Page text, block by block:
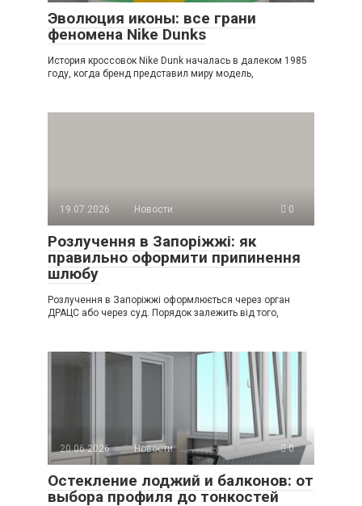
Эволюция иконы: все грани
феномена Nike Dunks
История кроссовок Nike Dunk началась в далеком 1985
году, когда бренд представил миру модель,
19.07.2026 Новости 0
Розлучення в Запоріжжі: як
правильно оформити припинення
шлюбу
Розлучення в Запоріжжі оформлюється через орган
ДРАЦС або через суд. Порядок залежить від того,
20.06.2026 Новости 0
Остекление лоджий и балконов: от
выбора профиля до тонкостей